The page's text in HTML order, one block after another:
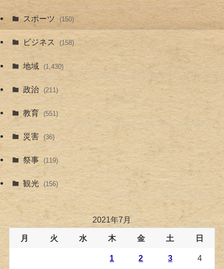
スポーツ (150)
ビジネス (158)
地域 (1,430)
政治 (211)
教育 (551)
災害 (36)
祭事 (119)
観光 (156)
2021年7月
月 火 水 木 金 土 日
1 2 3 4